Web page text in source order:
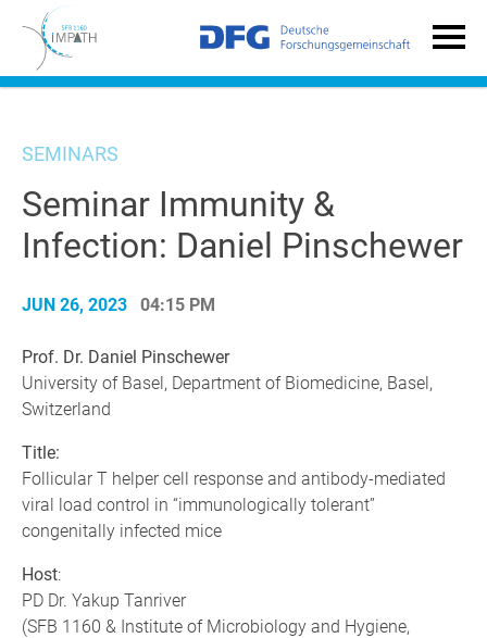
SEMINARS
Seminar Immunity &
Infection: Daniel Pinschewer
JUN 26, 2023 04:15 PM
Prof. Dr. Daniel Pinschewer
University of Basel, Department of Biomedicine, Basel,
Switzerland
Title:
Follicular T helper cell response and antibody-mediated
viral load control in “immunologically tolerant”
congenitally infected mice
Host:
PD Dr. Yakup Tanriver
(SFB 1160 & Institute of Microbiology and Hygiene,